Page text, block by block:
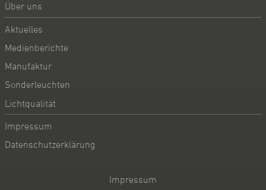
Über uns
Aktuelles
Medienberichte
Manufaktur
Sonderleuchten
Lichtqualität
Impressum
Datenschutzerklärung
Impressum